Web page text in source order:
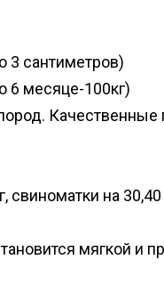
3 сантиметров)
6 месяце-100кг)
Качественные
свиноматки на
мягкой и